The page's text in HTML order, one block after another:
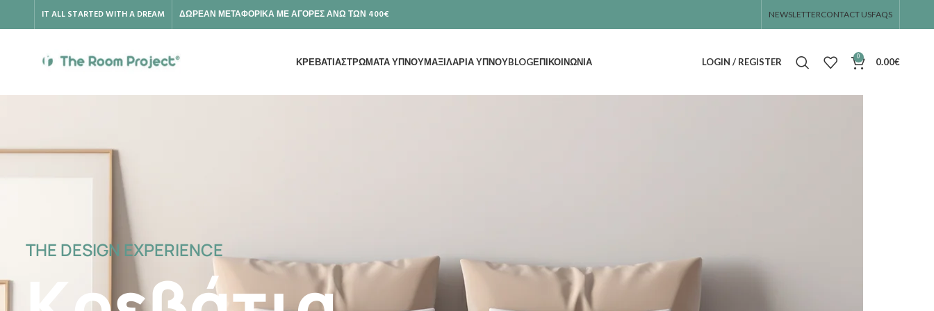
IT ALL STARTED WITH A DREAM ΔΩΡΕΑΝ ΜΕΤΑΦΟΡΙΚΑ ΜΕ ΑΓΟΡΕΣ ΑΝΩ ΤΩΝ 400€ NEWSLETTERCONTACT USFAQS
ΚΡΕΒΑΤΙΑΣΤΡΩΜΑΤΑ ΥΠΝΟΥΜΑΞΙΛΑΡΙΑ ΥΠΝΟΥBLOGΕΠΙΚΟΙΝΩΝΙΑ LOGIN / REGISTER 0 0.00€
THE DESIGN EXPERIENCE